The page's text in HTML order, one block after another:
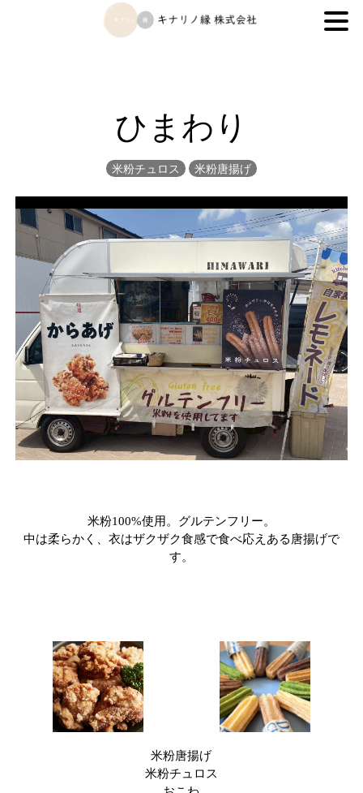
キナリノ縁株式会社
ひまわり
米粉チュロス 米粉唐揚げ
米粉100%使用。グルテンフリー。
中は柔らかく、衣はザクザク食感で食べ応えある唐揚げで
米粉唐揚げ
米粉チュロス